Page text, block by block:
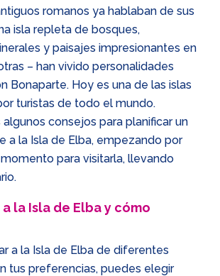
romanos ya hablaban de sus
isla repleta de bosques,
y paisajes impresionantes en
– han vivido personalidades
Bonaparte. Hoy es una de las islas
turistas de todo el mundo.
consejos para planificar un
a la Isla de Elba, empezando por
para visitarla, llevando
la Isla de Elba y cómo
a la Isla de Elba de diferentes
tus preferencias, puedes elegir